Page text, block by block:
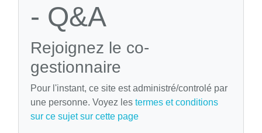
- Q&A
Rejoignez le co-
gestionnaire
Pour l'instant, ce site est administré/controlé par
une personne. Voyez les termes et conditions
sur ce sujet sur cette page